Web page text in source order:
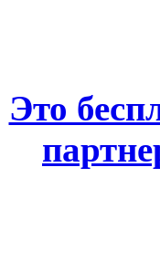
Это